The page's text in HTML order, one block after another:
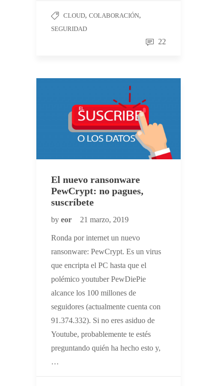
CLOUD, COLABORACIÓN,
SEGURIDAD
22
El nuevo ransonware
PewCrypt: no pagues,
suscríbete
by eor 21 marzo, 2019
Ronda por internet un nuevo
ransonware: PewCrypt. Es un virus
que encripta el PC hasta que el
polémico youtuber PewDiePie
alcance los 100 millones de
seguidores (actualmente cuenta con
91.374.332). Si no eres asiduo de
Youtube, probablemente te estés
preguntando quién ha hecho esto y,
…